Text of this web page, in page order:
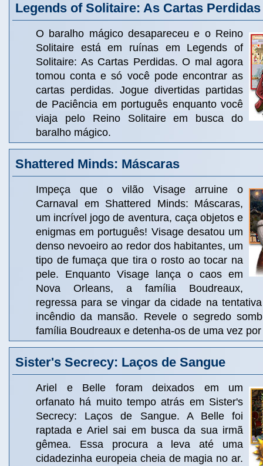
Legends of Solitaire: As Cartas Perdidas
O baralho mágico desapareceu e o Reino
Solitaire está em ruínas em Legends of
Solitaire: As Cartas Perdidas. O mal agora
tomou conta e só você pode encontrar as
cartas perdidas. Jogue divertidas partidas
de Paciência em português enquanto você
viaja pelo Reino Solitaire em busca do
baralho mágico.
Shattered Minds: Máscaras
Impeça que o vilão Visage arruine o
Carnaval em Shattered Minds: Máscaras,
um incrível jogo de aventura, caça objetos e
enigmas em português! Visage desatou um
denso nevoeiro ao redor dos habitantes, um
tipo de fumaça que tira o rosto ao tocar na
pele. Enquanto Visage lança o caos em
Nova Orleans, a família Boudreaux,
regressa para se vingar da cidade na
incêndio da mansão. Revele o segredo
família Boudreaux e detenha-os de uma vez
Sister's Secrecy: Laços de Sangue
Ariel e Belle foram deixados em um
orfanato há muito tempo atrás em Sister's
Secrecy: Laços de Sangue. A Belle foi
raptada e Ariel sai em busca da sua irmã
gêmea. Essa procura a leva até uma
cidadezinha europeia cheia de magia no ar.